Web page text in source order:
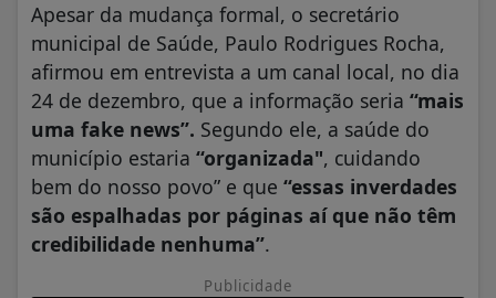
Apesar da mudança formal, o secretário
municipal de Saúde, Paulo Rodrigues Rocha,
afirmou em entrevista a um canal local, no dia
24 de dezembro, que a informação seria “mais
uma fake news”. Segundo ele, a saúde do
município estaria “organizada", cuidando
bem do nosso povo” e que “essas inverdades
são espalhadas por páginas aí que não têm
credibilidade nenhuma”.
Publicidade